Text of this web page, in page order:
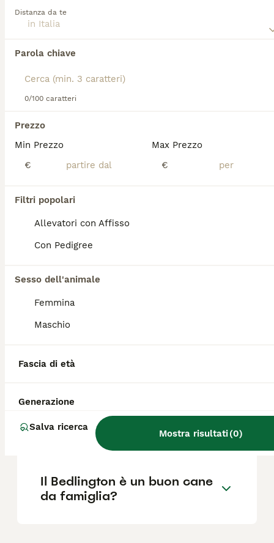
Distanza da te
Parola chiave
0/100 caratteri
Prezzo
Min Prezzo
€
Max Prezzo
€
Filtri popolari
Allevatori con Affisso
Con Pedigree
Sesso dell'animale
Femmina
Maschio
Fascia di età
Generazione
Salva ricerca
Mostra risultati(0)
nell'Inghilterra settentrionale, ma nel 1877 la sua
reputazione di cacciatore iniziava a diffondersi in altre
informazioni su questa razza di cane.
ricerca e attendi il risultato perfetto:
FAQ
Il Bedlington Terrier perde
pulito che non è soggetto a muta e non
corto e riccio con una combinazione di pelo
ruvido e morbido, è una delle sue
caratteristiche più distintive.
Bedlington Terrier?
Dove posso trovare
allevamenti di Bedlington
Terrier in Italia?
Il Bedlington è un buon cane
da famiglia?